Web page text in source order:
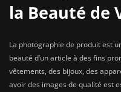
la Beauté de
La photographie de produit est
beauté d’un article à des fins
vêtements, des bijoux, des
avoir des images de qualité est